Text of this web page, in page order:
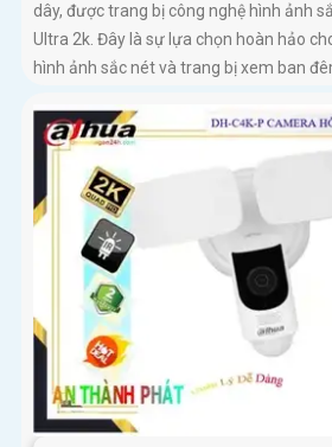
dây, được trang bị công nghệ hình ảnh
Ultra 2k. Đây là sự lựa chọn hoàn hảo
hình ảnh sắc nét và trang bị xem ban